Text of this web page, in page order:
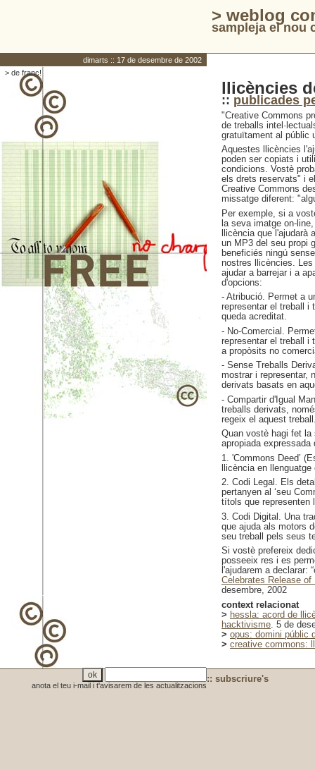
> weblog
sampleja el nou
dimarts :: 17 de desembre de 2002
> de franc!
llicències
:: publicades
"Creative Commons
de treballs
gratuïtament al públic
Aquestes llicències
poden ser copiats i
condicions. Vostè
els drets reservats" i
Creative Commons
missatge diferent:
Per exemple, si a
la seva imatge on-
llicència que l'ajudarà
un MP3 del seu propi
beneficiés ningú
nostres llicències.
ajudar a barrejar i a
d'opcions:
- Atribució. Permet a
representar el treball i
queda acreditat.
- No-Comercial.
representar el treball i
a propòsits no
- Sense Treballs
mostrar i representar,
derivats basats en
- Compartir d'Igual
treballs derivats,
regeix el aquest
Quan vostè hagi fet
apropiada expressada
1. 'Commons Deed’
llicència en
2. Codi Legal. Els
pertanyen al ‘seu
títols que representen
3. Codi Digital. Una
que ajuda als motors
seu treball pels seus
Si vostè prefereix
posseeix res i es
l'ajudarem a declarar:
Celebrates Release
desembre, 2002
context relacionat
> hessla: acord de
hacktivisme . 5 de
> opus: domini públic
> creative commons:
anota el teu i-mail i t'avisarem de les actualitzacions
:: subscriure's